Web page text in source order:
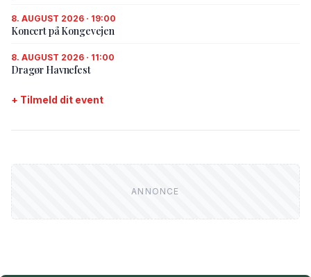
8. AUGUST 2026 · 19:00
Koncert på Kongevejen
8. AUGUST 2026 · 11:00
Dragør Havnefest
+ Tilmeld dit event